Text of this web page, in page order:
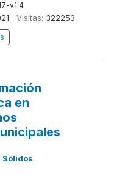
v1.4
Visitas: 322253
en
Sólidos